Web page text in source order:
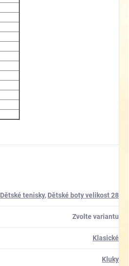
Dětské tenisky, Dětské boty velikost 28
Zvolte variantu
Klasické
Kluky